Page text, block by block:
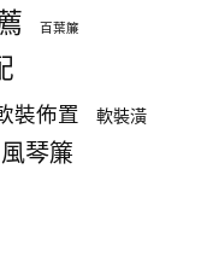
百葉簾
裝佈置 軟裝潢
風琴簾